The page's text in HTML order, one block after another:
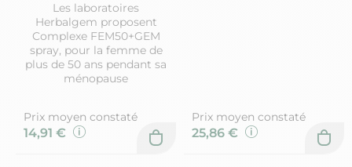
Herbalgem
Les laboratoires
Herbalgem proposent
Complexe FEM50+GEM
spray, pour la femme de
plus de 50 ans pendant sa
ménopause
Prix moyen constaté
14,91 €
Prix moyen constaté
25,86 €